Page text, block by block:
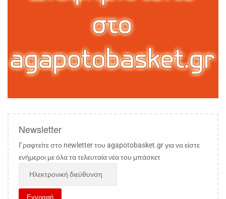
Newsletter
Γραφτείτε στο newletter του agapotobasket.gr για να είστε
ενήμεροι με όλα τα τελευταία νέα του μπάσκετ